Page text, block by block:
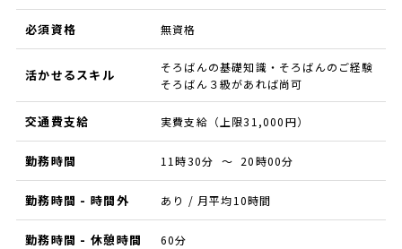
必須資格 無資格
活かせるスキル
そろばんの基礎知識・そろばんのご経験
そろばん３級があれば尚可
交通費支給 実費支給（上限31,000円）
勤務時間 11時30分 ～ 20時00分
勤務時間 - 時間外 あり / 月平均10時間
勤務時間 - 休憩時間 60分